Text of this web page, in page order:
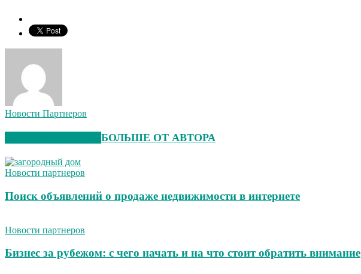
Новости Партнеров
БОЛЬШЕ ОТ АВТОРА
Новости партнеров
Поиск объявлений о продаже недвижимости в интернете
Новости партнеров
Бизнес за рубежом: с чего начать и на что стоит обратить внимание